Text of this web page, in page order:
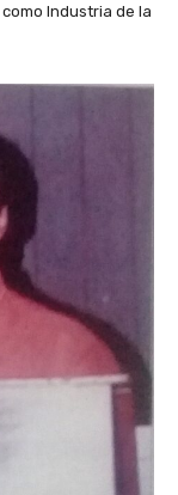
Industria de la